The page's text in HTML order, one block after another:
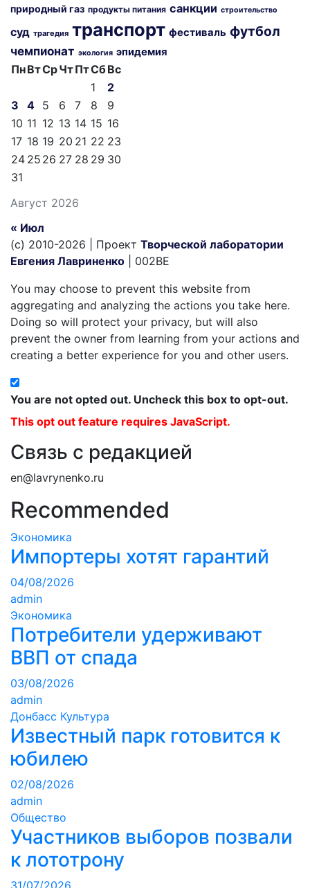
природный газ продукты питания санкции строительство
суд трагедия транспорт фестиваль футбол
чемпионат экология эпидемия
Август 2026
ПнВтСрЧтПтСбВс
1
2
3
4 5 6 7 8
9
10 11 12 13 14 15 16
17 18 19 20 21 22 23
24 25 26 27 28 29 30
31
« Июл
(c) 2010-2026 | Проект Творческой лаборатории
Евгения Лавриненко | 002BE
You may choose to prevent this website from
aggregating and analyzing the actions you take here.
Doing so will protect your privacy, but will also
prevent the owner from learning from your actions and
creating a better experience for you and other users.
You are not opted out. Uncheck this box to opt-out.
This opt out feature requires JavaScript.
Связь с редакцией
en@lavrynenko.ru
Recommended
Экономика
Импортеры хотят гарантий
04/08/2026
admin
Экономика
Потребители удерживают
ВВП от спада
03/08/2026
admin
Донбасс Культура
Известный парк готовится к
юбилею
02/08/2026
admin
Общество
Участников выборов позвали
к лототрону
31/07/2026